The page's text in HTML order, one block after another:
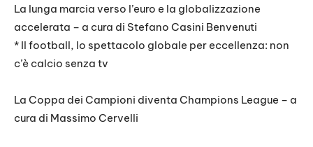
La lunga marcia verso l’euro e la globalizzazione
accelerata – a cura di Stefano Casini Benvenuti
* Il football, lo spettacolo globale per eccellenza: non
c’è calcio senza tv
La Coppa dei Campioni diventa Champions League – a
cura di Massimo Cervelli